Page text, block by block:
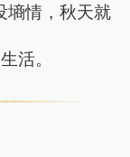
墒情，秋天就
活。